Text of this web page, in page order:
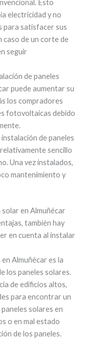
Esto
electricidad y no
para satisfacer sus
caso de un corte de
seguir
de paneles
puede aumentar su
los compradores
fotovoltaicas debido
instalación de paneles
sencillo
Una vez instalados,
mantenimiento y
en Almuñécar
también hay
en cuenta al instalar
Almuñécar es la
los paneles solares.
de edificios altos,
para encontrar un
solares en
o en mal estado
de los paneles.